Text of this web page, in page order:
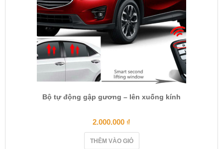
Bộ tự động gập gương – lên xuống kính
2.000.000 ₫
THÊM VÀO GIỎ